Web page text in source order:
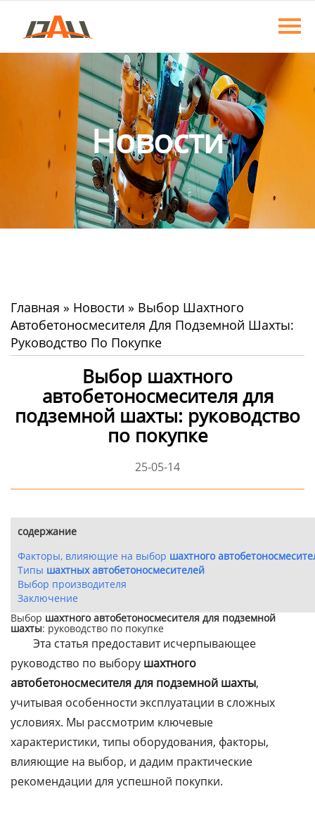
Главная
Продукция
Контакты Новости
Главная » Новости » Выбор Шахтного
Автобетоносмесителя Для Подземной Шахты:
Руководство По Покупке
Выбор шахтного
автобетоносмесителя для
подземной шахты: руководство
по покупке
25-05-14
содержание
Факторы, влияющие на выбор шахтного
Типы шахтных автобетоносмесителей
Выбор производителя
Заключение
Выбор шахтного автобетоносмесителя для подземной
шахты: руководство по покупке
Эта статья предоставит исчерпывающее
руководство по выбору шахтного
автобетоносмесителя для подземной шахты,
учитывая особенности эксплуатации в сложных
условиях. Мы рассмотрим ключевые
характеристики, типы оборудования, факторы,
влияющие на выбор, и дадим практические
рекомендации для успешной покупки.